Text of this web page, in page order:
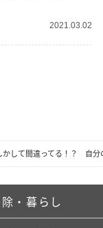
かして間違ってる！？ 自
2021.03.02
・暮らし